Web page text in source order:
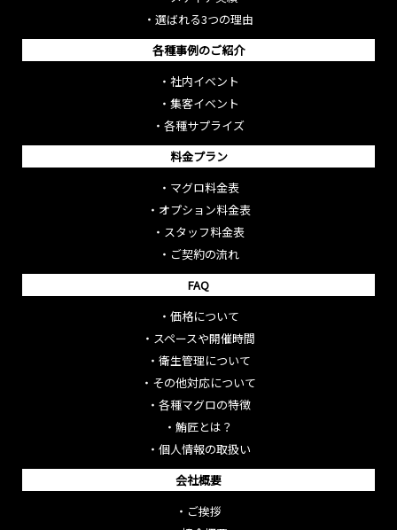
・ 選ばれる3つの理由
各種事例のご紹介
・ 社内イベント
・ 集客イベント
・ 各種サプライズ
料金プラン
・ マグロ料金表
・ オプション料金表
・ スタッフ料金表
・ ご契約の流れ
FAQ
・ 価格について
・ スペースや開催時間
・ 衛生管理について
・ その他対応について
・ 各種マグロの特徴
・ 鮪匠とは？
・ 個人情報の取扱い
会社概要
・ ご挨拶